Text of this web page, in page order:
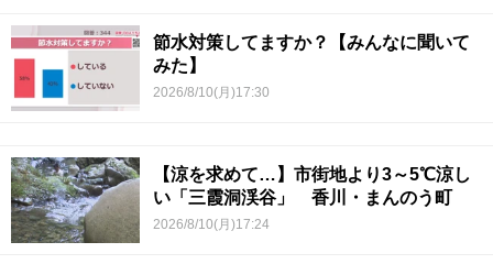
節水対策してますか？【みんなに聞いて
みた】
2026/8/10(月)17:30
【涼を求めて…】市街地より3～5℃涼し
い「三霞洞渓谷」 香川・まんのう町
2026/8/10(月)17:24